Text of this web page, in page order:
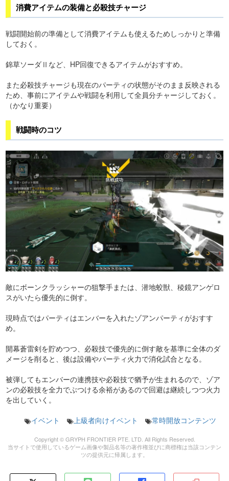
消費アイテムの装備と必殺技チャージ
戦闘開始前の準備として消費アイテムも使えるためしっかりと準備
しておく。
錦草ソーダⅡなど、HP回復できるアイテムがおすすめ。
また必殺技チャージも現在のパーティの状態がそのまま反映される
ため、事前にアイテムや戦闘を利用して全員分チャージしておく。
（かなり重要）
戦闘時のコツ
敵にボーンクラッシャーの狙撃手または、潜地蛟獣、稜鏡アンゲロ
スがいたら優先的に倒す。
現時点ではパーティはエンバーを入れたゾアンパーティがおすす
め。
開幕蒼雷剣を貯めつつ、必殺技で優先的に倒す敵を基準に全体のダ
メージを削ると、後は設備やパーティ火力で消化試合となる。
被弾してもエンバーの連携技や必殺技で猶予が生まれるので、ゾア
ンの必殺技を全力でぶつける余裕があるので回避は継続しつつ火力
を出していく。
イベント
上級者向けイベント 常時開放コンテンツ
Copyright © GRYPH FRONTIER PTE. LTD. All Rights Reserved.
当サイトで使用しているゲーム画像や製品名等の著作権並びに商標権は当該コンテン
ツの提供元に帰属します。